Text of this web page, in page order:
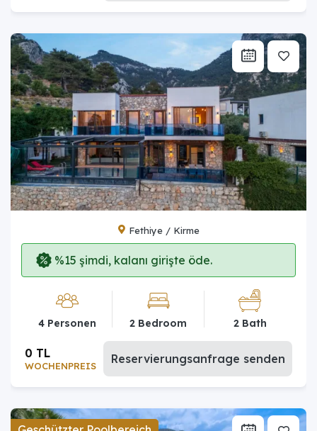
Fethiye / Kirme
%15 şimdi, kalanı girişte öde.
4 Personen 2 Bedroom 2 Bath
WOCHENPREIS
0 TL Reservierungsanfrage senden